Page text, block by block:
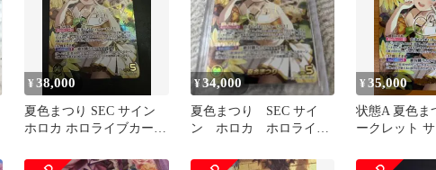
¥38,000
夏色まつり SEC サイン
ホロカ ホロライブカード
¥34,000
夏色まつり SEC サイ
ン ホロカ ホロライブ
ブ
¥35,000
状態A 夏色ま
ークレット
ード hololive